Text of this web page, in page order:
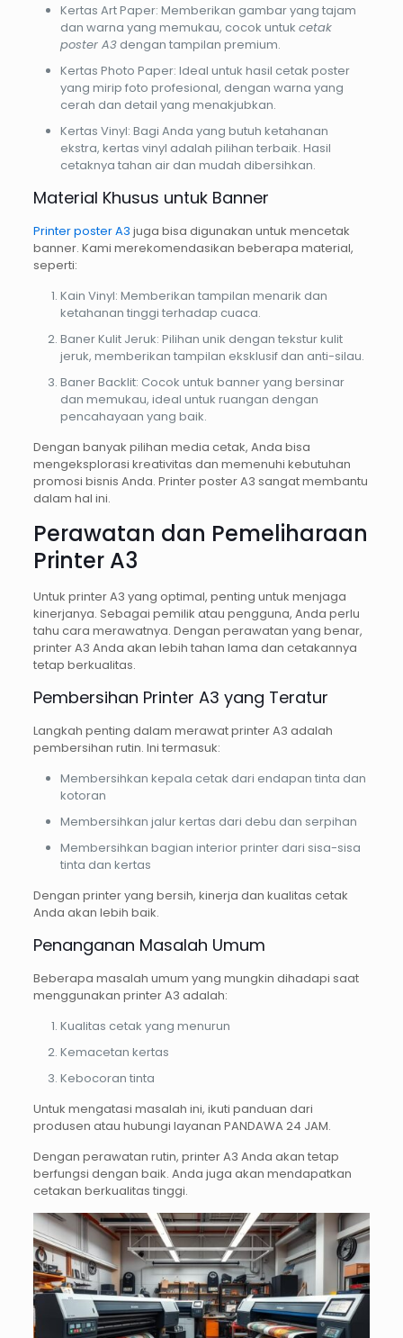
Kertas Art Paper: Memberikan gambar yang tajam
dan warna yang memukau, cocok untuk cetak
poster A3dengan tampilan premium.
Kertas Photo Paper: Ideal untuk hasil cetak poster
yang mirip foto profesional, dengan warna yang
cerah dan detail yang menakjubkan.
Kertas Vinyl: Bagi Anda yang butuh ketahanan
ekstra, kertas vinyl adalah pilihan terbaik. Hasil
cetaknya tahan air dan mudah dibersihkan.
Material Khusus untuk Banner
Printer poster A3 juga bisa digunakan untuk mencetak
banner. Kami merekomendasikan beberapa material,
seperti:
Kain Vinyl: Memberikan tampilan menarik dan
ketahanan tinggi terhadap cuaca.
Baner Kulit Jeruk: Pilihan unik dengan tekstur kulit
jeruk, memberikan tampilan eksklusif dan anti-silau.
Baner Backlit: Cocok untuk banner yang bersinar
dan memukau, ideal untuk ruangan dengan
pencahayaan yang baik.
Dengan banyak pilihan media cetak, Anda bisa
mengeksplorasi kreativitas dan memenuhi kebutuhan
promosi bisnis Anda. Printer poster A3 sangat membantu
dalam hal ini.
Perawatan dan Pemeliharaan
Printer A3
Untuk printer A3 yang optimal, penting untuk menjaga
kinerjanya. Sebagai pemilik atau pengguna, Anda perlu
tahu cara merawatnya. Dengan perawatan yang benar,
printer A3 Anda akan lebih tahan lama dan cetakannya
tetap berkualitas.
Pembersihan Printer A3 yang Teratur
Langkah penting dalam merawat printer A3 adalah
pembersihan rutin. Ini termasuk:
Membersihkan kepala cetak dari endapan tinta dan
kotoran
Membersihkan jalur kertas dari debu dan serpihan
Membersihkan bagian interior printer dari sisa-sisa
tinta dan kertas
Dengan printer yang bersih, kinerja dan kualitas cetak
Anda akan lebih baik.
Penanganan Masalah Umum
Beberapa masalah umum yang mungkin dihadapi saat
menggunakan printer A3 adalah:
Kualitas cetak yang menurun
Kemacetan kertas
Kebocoran tinta
Untuk mengatasi masalah ini, ikuti panduan dari
produsen atau hubungi layanan PANDAWA 24 JAM.
Dengan perawatan rutin, printer A3 Anda akan tetap
berfungsi dengan baik. Anda juga akan mendapatkan
cetakan berkualitas tinggi.